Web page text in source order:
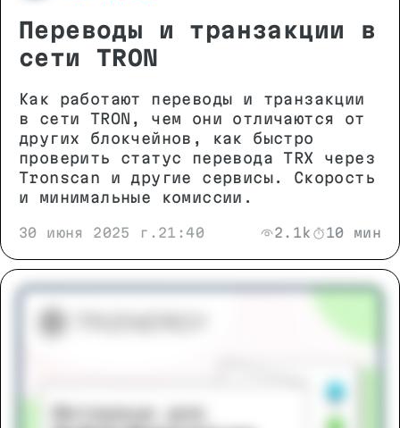
Переводы и транзакции в
сети TRON
Как работают переводы и транзакции
в сети TRON, чем они отличаются от
других блокчейнов, как быстро
проверить статус перевода TRX через
Tronscan и другие сервисы. Скорость
и минимальные комиссии.
30 июня 2025 г. 21:40 2.1k 10 мин